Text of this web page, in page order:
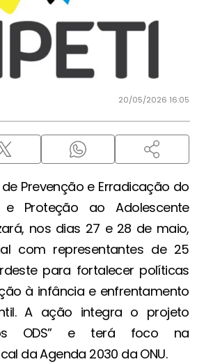
20/05/2026 16:05
Prevenção e Erradicação do
e Proteção ao Adolescente
nos dias 27 e 28 de maio,
com representantes de 25
para fortalecer políticas
à infância e enfrentamento
A ação integra o projeto
ODS” e terá foco na
da Agenda 2030 da ONU.